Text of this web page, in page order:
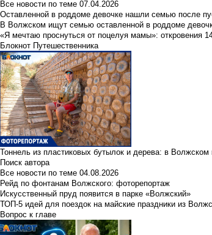
Все новости по теме 07.04.2026
Оставленной в роддоме девочке нашли семью после
В Волжском ищут семью оставленной в роддоме
«Я мечтаю проснуться от поцелуя мамы»: откровения
Блокнот Путешественника
Тоннель из пластиковых бутылок и дерева: в
Поиск автора
Все новости по теме 04.08.2026
Рейд по фонтанам Волжского: фоторепортаж
Искусственный пруд появится в парке «Волжский»
ТОП-5 идей для поездок на майские праздники из
Вопрос к главе